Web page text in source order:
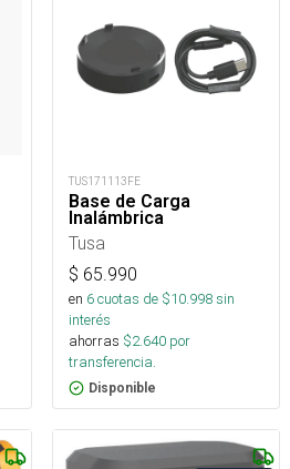
TUS171113FE
Base de Carga
Inalámbrica
Tusa
$ 65.990
en 6cuotas de $10.998sin
interés
ahorras $2.640 por
transferencia.
Disponible